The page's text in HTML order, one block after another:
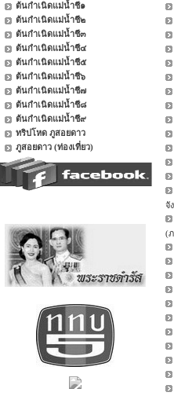
ต้นกำเนิดแม่น้ำชี๑
ต้นกำเนิดแม่น้ำชี๒
ต้นกำเนิดแม่น้ำชี๓
ต้นกำเนิดแม่น้ำชี๔
ต้นกำเนิดแม่น้ำชี๕
ต้นกำเนิดแม่น้ำชี๖
ต้นกำเนิดแม่น้ำชี๗
ต้นกำเนิดแม่น้ำชี๘
ต้นกำเนิดแม่น้ำชี๙
ทริปโหด ภูสอยดาว
ภูสอยดาว (ท่องเที่ยว)
จั
(